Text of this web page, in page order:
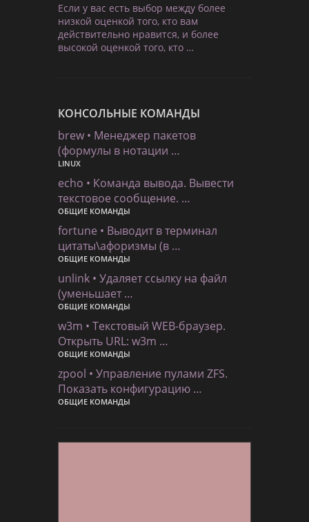
Если у вас есть выбор между более
низкой оценкой того, кто вам
действительно нравится, и более
высокой оценкой того, кто …
КОНСОЛЬНЫЕ КОМАНДЫ
brew • Менеджер пакетов
(формулы в нотации …
LINUX
echo • Команда вывода. Вывести
текстовое сообщение. …
ОБЩИЕ КОМАНДЫ
fortune • Выводит в терминал
цитаты\афоризмы (в …
ОБЩИЕ КОМАНДЫ
unlink • Удаляет ссылку на файл
(уменьшает …
ОБЩИЕ КОМАНДЫ
w3m • Текстовый WEB-браузер.
Открыть URL: w3m …
ОБЩИЕ КОМАНДЫ
zpool • Управление пулами ZFS.
Показать конфигурацию …
ОБЩИЕ КОМАНДЫ